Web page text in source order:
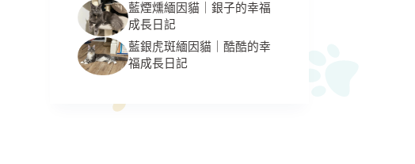
藍煙燻緬因貓｜銀子的幸福
成長日記
藍銀虎斑緬因貓｜酷酷的幸
福成長日記